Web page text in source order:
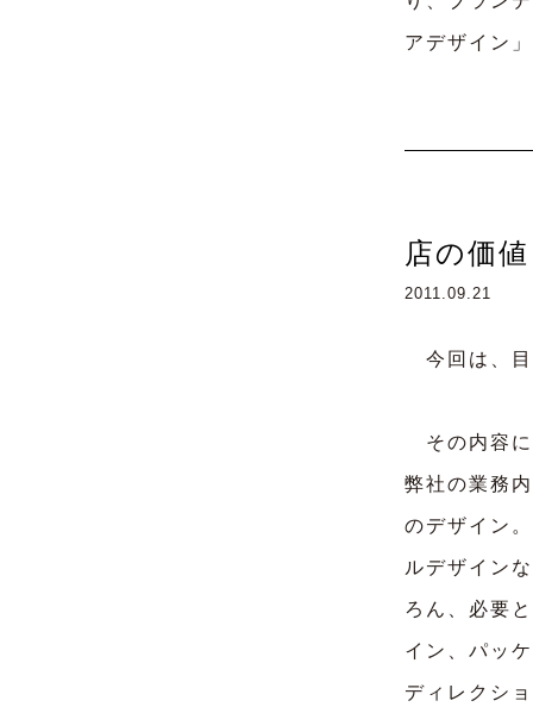
アデザイン
店の価値
2011.09.21
今回は、目
その内容に
弊社の業務
のデザイン
ルデザイン
ろん、必要
イン、パッ
ディレクシ